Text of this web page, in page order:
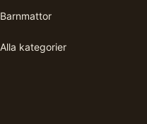
Barnmattor
Alla kategorier